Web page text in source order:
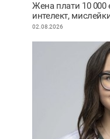
Жена плати 10 000
интелект,
ВИДЕО
02.08.2026